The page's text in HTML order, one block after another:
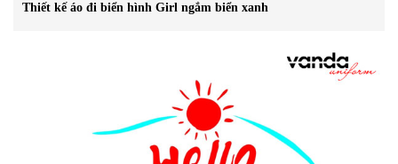
Thiết kế áo đi biển hình Girl ngắm biển xanh